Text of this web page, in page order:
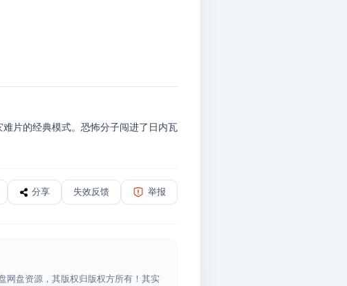
片的经典模式。恐怖分子闯进了日内瓦
分享 失效反馈 举报
网盘资源，其版权归版权方所有！其实